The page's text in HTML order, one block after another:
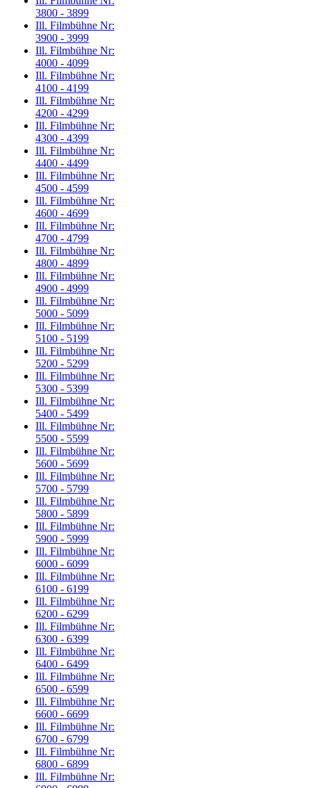
3800 - 3899
Ill. Filmbühne Nr:
3900 - 3999
Ill. Filmbühne Nr:
4000 - 4099
Ill. Filmbühne Nr:
4100 - 4199
Ill. Filmbühne Nr:
4200 - 4299
Ill. Filmbühne Nr:
4300 - 4399
Ill. Filmbühne Nr:
4400 - 4499
Ill. Filmbühne Nr:
4500 - 4599
Ill. Filmbühne Nr:
4600 - 4699
Ill. Filmbühne Nr:
4700 - 4799
Ill. Filmbühne Nr:
4800 - 4899
Ill. Filmbühne Nr:
4900 - 4999
Ill. Filmbühne Nr:
5000 - 5099
Ill. Filmbühne Nr:
5100 - 5199
Ill. Filmbühne Nr:
5200 - 5299
Ill. Filmbühne Nr:
5300 - 5399
Ill. Filmbühne Nr:
5400 - 5499
Ill. Filmbühne Nr:
5500 - 5599
Ill. Filmbühne Nr:
5600 - 5699
Ill. Filmbühne Nr:
5700 - 5799
Ill. Filmbühne Nr:
5800 - 5899
Ill. Filmbühne Nr:
5900 - 5999
Ill. Filmbühne Nr:
6000 - 6099
Ill. Filmbühne Nr:
6100 - 6199
Ill. Filmbühne Nr:
6200 - 6299
Ill. Filmbühne Nr:
6300 - 6399
Ill. Filmbühne Nr:
6400 - 6499
Ill. Filmbühne Nr:
6500 - 6599
Ill. Filmbühne Nr:
6600 - 6699
Ill. Filmbühne Nr:
6700 - 6799
Ill. Filmbühne Nr:
6800 - 6899
Ill. Filmbühne Nr: